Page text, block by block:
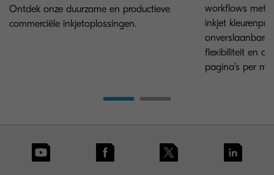
Ontdek onze duurzame en productieve
commerciële inkjetoplossingen.
workflows met
inkjet
onverslaanbare
flexibiliteit en
pagina’s per